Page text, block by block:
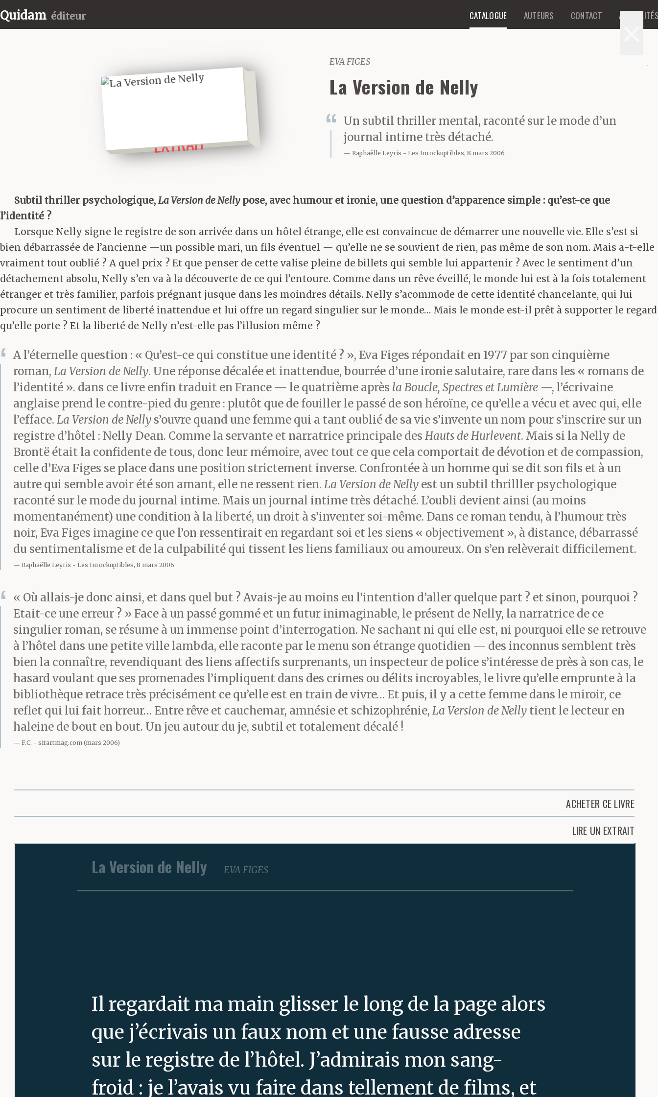
Quidam éditeur CATALOGUE AUTEURS CONTACT
EXTRAIT
EVA FIGES
La Version de Nelly
Un subtil thriller mental, raconté sur le mode d’un
journal intime très détaché.
Raphaëlle Leyris Les Inrockuptibles, 8 mars 2006
Subtil thriller psychologique, La Version de Nellypose, avec humour et ironie, une question d’apparence simple : qu’est-ce que
l’identité ?
Lorsque Nelly signe le registre de son arrivée dans un hôtel étrange, elle est convaincue de démarrer une nouvelle vie. Elle s’est si
bien débarrassée de l’ancienne —un possible mari, un fils éventuel — qu’elle ne se souvient de rien, pas même de son nom. Mais a-t-elle
vraiment tout oublié ? A quel prix ? Et que penser de cette valise pleine de billets qui semble lui appartenir ? Avec le sentiment d’un
détachement absolu, Nelly s’en va à la découverte de ce qui l’entoure. Comme dans un rêve éveillé, le monde lui est à la fois totalement
étranger et très familier, parfois prégnant jusque dans les moindres détails. Nelly s’acommode de cette identité chancelante, qui lui
procure un sentiment de liberté inattendue et lui offre un regard singulier sur le monde… Mais le monde est-il prêt à supporter le regard
qu’elle porte ? Et la liberté de Nelly n’est-elle pas l’illusion même ?
A l’éternelle question : « Qu’est-ce qui constitue une identité ? », Eva Figes répondait en 1977 par son cinquième
roman, La Version de Nelly. Une réponse décalée et inattendue, bourrée d’une ironie salutaire, rare dans les « romans de
l’identité ». dans ce livre enfin traduit en France — le quatrième après la Boucle, Spectres et Lumière —, l’écrivaine
anglaise prend le contre-pied du genre : plutôt que de fouiller le passé de son héroïne, ce qu’elle a vécu et avec qui, elle
l’efface. La Version de Nelly s’ouvre quand une femme qui a tant oublié de sa vie s’invente un nom pour s’inscrire sur un
registre d’hôtel : Nelly Dean. Comme la servante et narratrice principale des Hauts de Hurlevent. Mais si la Nelly de
Brontë était la confidente de tous, donc leur mémoire, avec tout ce que cela comportait de dévotion et de compassion,
celle d’Eva Figes se place dans une position strictement inverse. Confrontée à un homme qui se dit son fils et à un
autre qui semble avoir été son amant, elle ne ressent rien. La Version de Nelly est un subtil thrilller psychologique
raconté sur le mode du journal intime. Mais un journal intime très détaché. L’oubli devient ainsi (au moins
momentanément) une condition à la liberté, un droit à s’inventer soi-même. Dans ce roman tendu, à l’humour très
noir, Eva Figes imagine ce que l’on ressentirait en regardant soi et les siens « objectivement », à distance, débarrassé
du sentimentalisme et de la culpabilité qui tissent les liens familiaux ou amoureux. On s’en relèverait difficilement.
Raphaëlle Leyris Les Inrockuptibles, 8 mars 2006
« Où allais-je donc ainsi, et dans quel but ? Avais-je au moins eu l’intention d’aller quelque part ? et sinon, pourquoi ?
Etait-ce une erreur ? » Face à un passé gommé et un futur inimaginable, le présent de Nelly, la narratrice de ce
singulier roman, se résume à un immense point d’interrogation. Ne sachant ni qui elle est, ni pourquoi elle se retrouve
à l’hôtel dans une petite ville lambda, elle raconte par le menu son étrange quotidien — des inconnus semblent très
bien la connaître, revendiquant des liens affectifs surprenants, un inspecteur de police s’intéresse de près à son cas, le
hasard voulant que ses promenades l’impliquent dans des crimes ou délits incroyables, le livre qu’elle emprunte à la
bibliothèque retrace très précisément ce qu’elle est en train de vivre… Et puis, il y a cette femme dans le miroir, ce
reflet qui lui fait horreur… Entre rêve et cauchemar, amnésie et schizophrénie, La Version de Nelly tient le lecteur en
haleine de bout en bout. Un jeu autour du je, subtil et totalement décalé !
F.C. sitartmag.com (mars 2006)
ACHETER CE LIVRE
LIRE UN EXTRAIT
La Version de Nelly EVA FIGES
Il regardait ma main glisser le long de la page alors
que j’écrivais un faux nom et une fausse adresse
sur le registre de l’hôtel. J’admirais mon sang-
froid : je l’avais vu faire dans tellement de films, et